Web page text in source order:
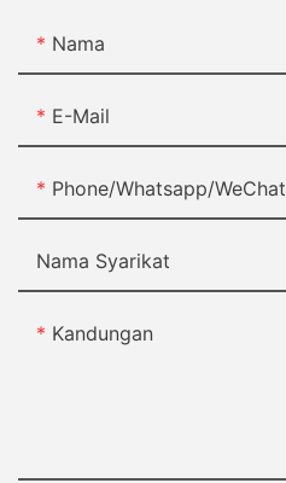
Nama
E-Mail
Phone/Whatsapp/WeChat
Nama Syarikat
Kandungan